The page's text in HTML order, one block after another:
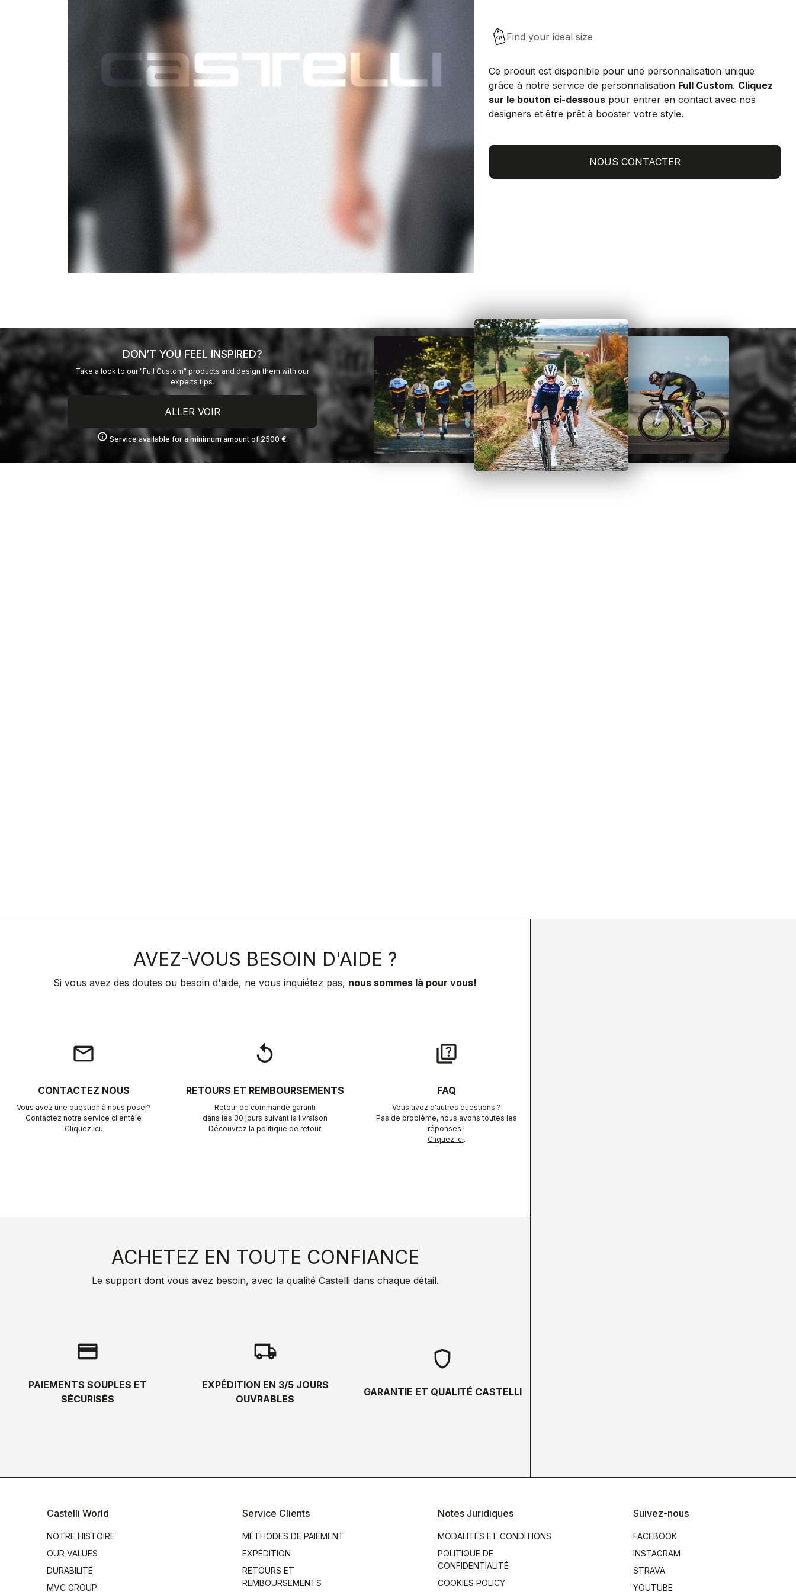
Ce produit est disponible pour une personnalisation unique
grâce à notre service de personnalisation Full Custom. Cliquez
sur le bouton ci-dessous pour entrer en contact avec nos
designers et être prêt à booster votre style.
NOUS CONTACTER
DON’T YOU FEEL INSPIRED?
Take a look to our "Full Custom" products and design them with our
experts tips.
ALLER VOIR
info Service available for a minimum amount of 2500 €.
AVEZ-VOUS BESOIN D'AIDE ?
Si vous avez des doutes ou besoin d'aide, ne vous inquiétez pas, nous sommes là pour vous!
email
CONTACTEZ NOUS
Vous avez une question à nous poser?
Contactez notre service clientèle
Cliquez ici.
replay
RETOURS ET REMBOURSEMENTS
Retour de commande garanti
dans les 30 jours suivant la livraison
Découvrez la politique de retour
quiz
FAQ
Vous avez d'autres questions ?
Pas de problème, nous avons toutes les
réponses !
Cliquez ici.
ACHETEZ EN TOUTE CONFIANCE
Le support dont vous avez besoin, avec la qualité Castelli dans chaque détail.
credit_card
PAIEMENTS SOUPLES ET
SÉCURISÉS
local_shipping
EXPÉDITION EN 3/5 JOURS
OUVRABLES
shield
GARANTIE ET QUALITÉ CASTELLI
Castelli World
NOTRE HISTOIRE
OUR VALUES
DURABILITÉ
MVC GROUP
Service Clients
MÉTHODES DE PAIEMENT
EXPÉDITION
RETOURS ET
REMBOURSEMENTS
Notes Juridiques
MODALITÉS ET CONDITIONS
POLITIQUE DE
CONFIDENTIALITÉ
COOKIES POLICY
Suivez-nous
FACEBOOK
INSTAGRAM
STRAVA
YOUTUBE